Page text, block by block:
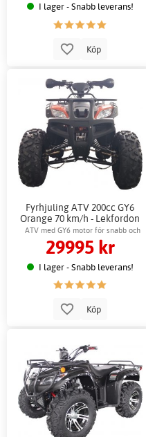
I lager - Snabb leverans!
Köp
Fyrhjuling ATV 200cc GY6
Orange 70 km/h - Lekfordon
Utelek
ATV med GY6 motor för snabb och
smidig körning
29995 kr
I lager - Snabb leverans!
Köp